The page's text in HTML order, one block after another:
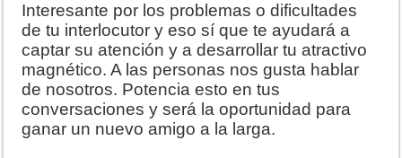
Interesante por los problemas o dificultades
de tu interlocutor y eso sí que te ayudará a
captar su atención y a desarrollar tu atractivo
magnético. A las personas nos gusta hablar
de nosotros. Potencia esto en tus
conversaciones y será la oportunidad para
ganar un nuevo amigo a la larga.